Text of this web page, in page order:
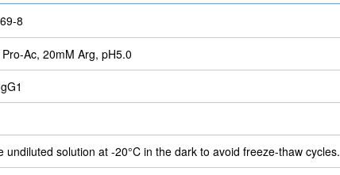
8
Ac, 20mM Arg, pH5.0
undiluted solution at -20°C in the dark to avoid freeze-thaw cycles.